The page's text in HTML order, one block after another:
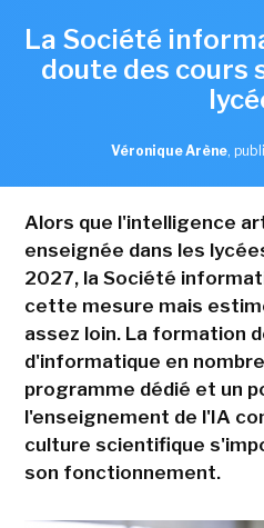
La Société
doute des cours
Véronique Arène,
Alors que l'intelligence
enseignée dans les
2027, la Société
cette mesure mais
assez loin. La formation
d'informatique en
programme dédié et un
l'enseignement de l'IA
culture scientifique
son fonctionnement.